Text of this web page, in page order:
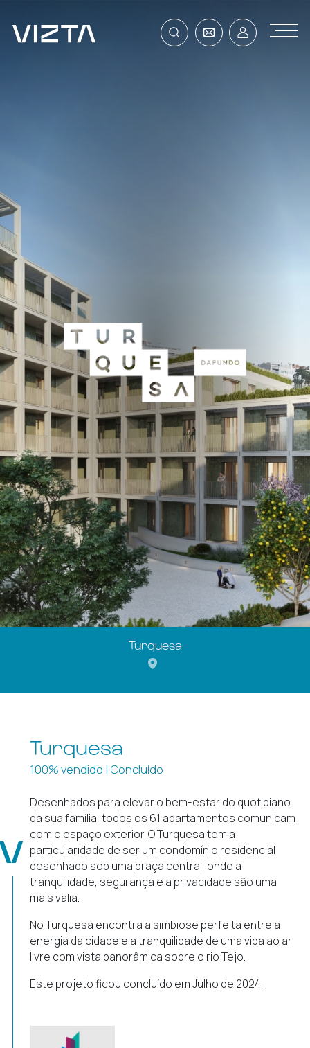
Turquesa
Turquesa
100% vendido | Concluído
Desenhados para elevar o bem-estar do quotidiano
da sua família, todos os 61 apartamentos comunicam
com o espaço exterior. O Turquesa tem a
particularidade de ser um condomínio residencial
desenhado sob uma praça central, onde a
tranquilidade, segurança e a privacidade são uma
mais valia.
No Turquesa encontra a simbiose perfeita entre a
energia da cidade e a tranquilidade de uma vida ao ar
livre com vista panorâmica sobre o rio Tejo.
Este projeto ficou concluído em Julho de 2024.